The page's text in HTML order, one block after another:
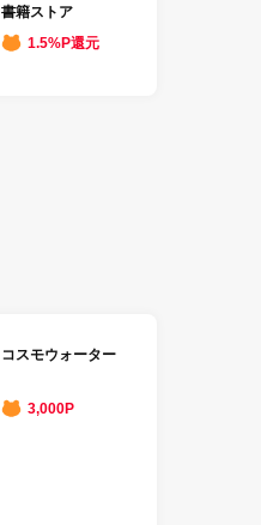
書籍ストア
1.5%P還元
コスモウォーター
3,000P